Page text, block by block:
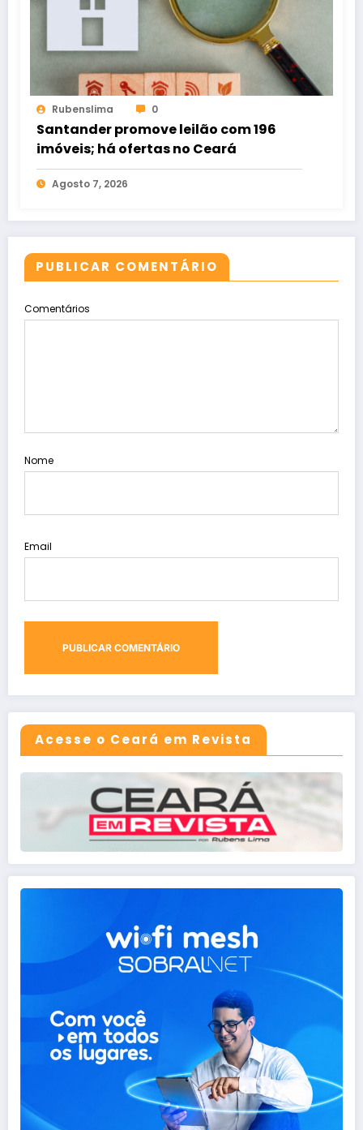
Rubenslima 0
Santander promove leilão com 196
imóveis; há ofertas no Ceará
Agosto 7, 2026
PUBLICAR COMENTÁRIO
Comentários
Nome
Email
Acesse o Ceará em Revista